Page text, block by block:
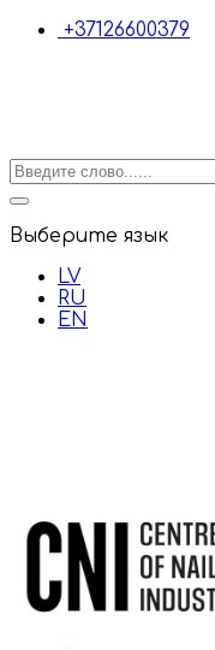
+37126600379
Выберите язык
LV
RU
EN